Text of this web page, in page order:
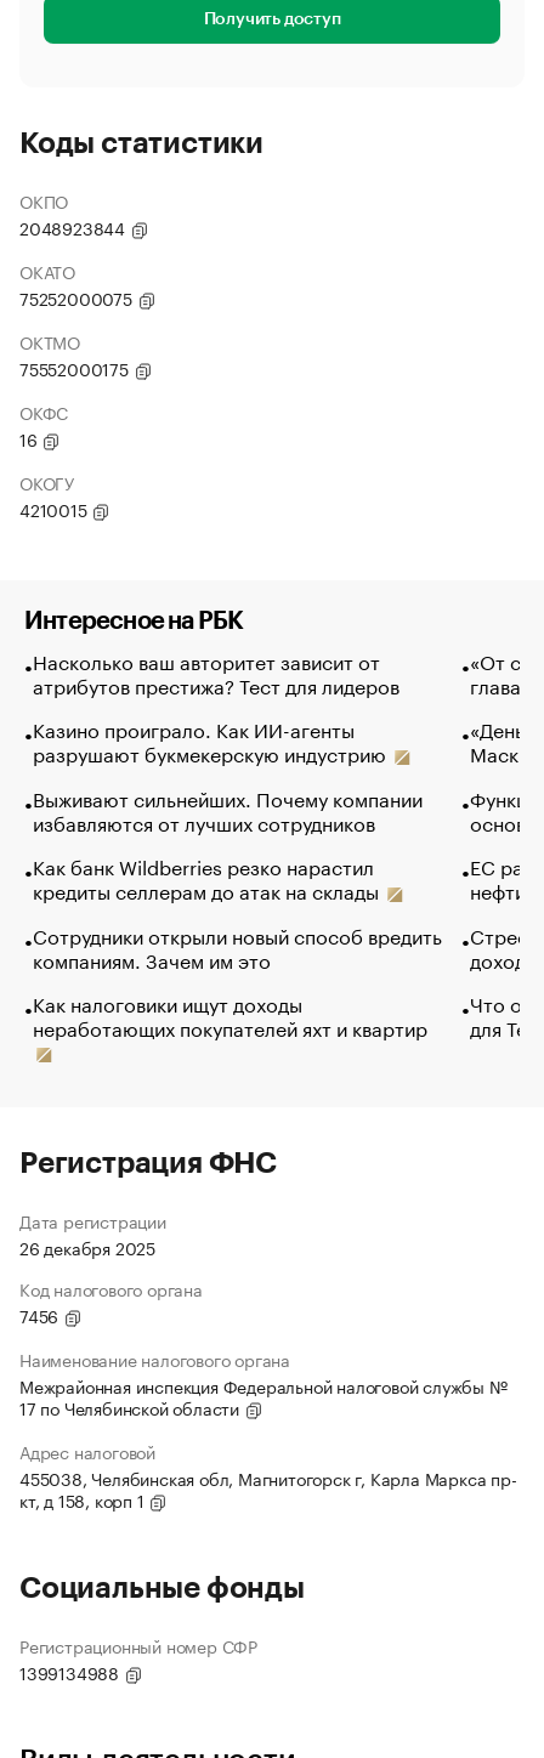
Получить доступ
Коды статистики
ОКПО
2048923844
ОКАТО
75252000075
ОКТМО
75552000175
ОКФС
16
ОКОГУ
4210015
Интересное на РБК
Насколько ваш авторитет зависит от
атрибутов престижа? Тест для лидеров
Казино проиграло. Как ИИ-агенты
разрушают букмекерскую индустрию
Выживают сильнейших. Почему компании
избавляются от лучших сотрудников
Как банк Wildberries резко нарастил
кредиты селлерам до атак на склады
Сотрудники открыли новый способ вредить
компаниям. Зачем им это
Как налоговики ищут доходы
неработающих покупателей яхт и квартир
«От
глава
Маск в
основ
ЕС
нефти
Что
для
Регистрация ФНС
Дата регистрации
26 декабря 2025
Код налогового органа
7456
Наименование налогового органа
Межрайонная инспекция Федеральной налоговой службы №
17 по Челябинской области
Адрес налоговой
455038, Челябинская обл, Магнитогорск г, Карла Маркса пр-
кт, д 158, корп 1
Социальные фонды
Регистрационный номер СФР
1399134988